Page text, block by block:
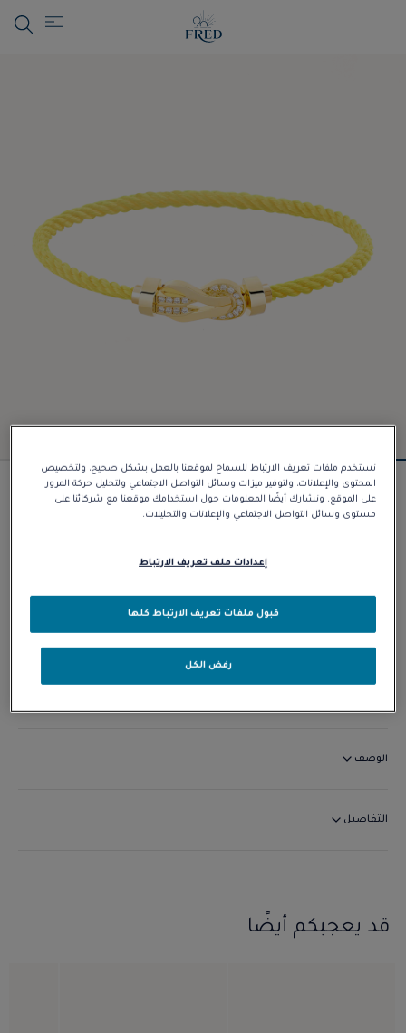
سوار Chance Infinie
د.إ 14.060,00
التوافر في المتجر
الوصف
التفاصيل
قد يعجبكم أيضًا
نستخدم ملفات تعريف الارتباط للسماح لموقعنا بالعمل بشكل صحيح، ولتخصيص
المحتوى والإعلانات، ولتوفير ميزات وسائل التواصل الاجتماعي ولتحليل حركة المرور
على الموقع. ونشارك أيضًا المعلومات حول استخدامك موقعنا مع شركائنا على
مستوى وسائل التواصل الاجتماعي والإعلانات والتحليلات.
إعدادات ملف تعريف الارتباط
رفض الكل
قبول ملفات تعريف الارتباط كلها